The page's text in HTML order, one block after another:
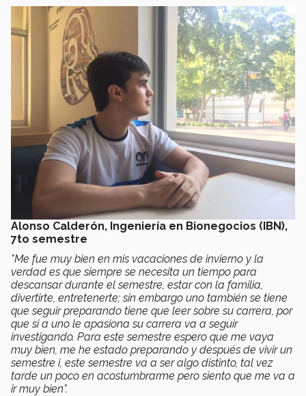
Alonso Calderón, Ingeniería en Bionegocios (IBN),
7to semestre
"Me fue muy bien en mis vacaciones de invierno y la
verdad es que siempre se necesita un tiempo para
descansar durante el semestre, estar con la familia,
divertirte, entretenerte; sin embargo uno también se tiene
que seguir preparando tiene que leer sobre su carrera, por
que si a uno le apasiona su carrera va a seguir
investigando. Para este semestre espero que me vaya
muy bien, me he estado preparando y después de vivir un
semestre i, este semestre va a ser algo distinto, tal vez
tarde un poco en acostumbrarme pero siento que me va a
ir muy bien".